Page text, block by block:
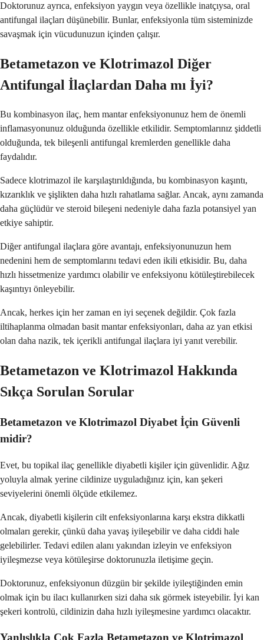
Doktorunuz ayrıca, enfeksiyon yaygın veya özellikle inatçıysa, oral
antifungal ilaçları düşünebilir. Bunlar, enfeksiyonla tüm sisteminizde
savaşmak için vücudunuzun içinden çalışır.
Betametazon ve Klotrimazol Diğer
Antifungal İlaçlardan Daha mı İyi?
Bu kombinasyon ilaç, hem mantar enfeksiyonunuz hem de önemli
inflamasyonunuz olduğunda özellikle etkilidir. Semptomlarınız şiddetli
olduğunda, tek bileşenli antifungal kremlerden genellikle daha
faydalıdır.
Sadece klotrimazol ile karşılaştırıldığında, bu kombinasyon kaşıntı,
kızarıklık ve şişlikten daha hızlı rahatlama sağlar. Ancak, aynı zamanda
daha güçlüdür ve steroid bileşeni nedeniyle daha fazla potansiyel yan
etkiye sahiptir.
Diğer antifungal ilaçlara göre avantajı, enfeksiyonunuzun hem
nedenini hem de semptomlarını tedavi eden ikili etkisidir. Bu, daha
hızlı hissetmenize yardımcı olabilir ve enfeksiyonu kötüleştirebilecek
kaşıntıyı önleyebilir.
Ancak, herkes için her zaman en iyi seçenek değildir. Çok fazla
iltihaplanma olmadan basit mantar enfeksiyonları, daha az yan etkisi
olan daha nazik, tek içerikli antifungal ilaçlara iyi yanıt verebilir.
Betametazon ve Klotrimazol Hakkında
Sıkça Sorulan Sorular
Betametazon ve Klotrimazol Diyabet İçin Güvenli
midir?
Evet, bu topikal ilaç genellikle diyabetli kişiler için güvenlidir. Ağız
yoluyla almak yerine cildinize uyguladığınız için, kan şekeri
seviyelerini önemli ölçüde etkilemez.
Ancak, diyabetli kişilerin cilt enfeksiyonlarına karşı ekstra dikkatli
olmaları gerekir, çünkü daha yavaş iyileşebilir ve daha ciddi hale
gelebilirler. Tedavi edilen alanı yakından izleyin ve enfeksiyon
iyileşmezse veya kötüleşirse doktorunuzla iletişime geçin.
Doktorunuz, enfeksiyonun düzgün bir şekilde iyileştiğinden emin
olmak için bu ilacı kullanırken sizi daha sık görmek isteyebilir. İyi kan
şekeri kontrolü, cildinizin daha hızlı iyileşmesine yardımcı olacaktır.